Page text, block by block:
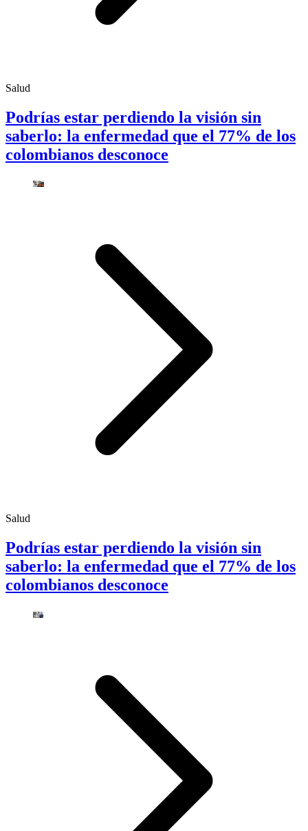
Salud
Podrías estar perdiendo la visión sin
saberlo: la enfermedad que el 77% de los
colombianos desconoce
Salud
Podrías estar perdiendo la visión sin
saberlo: la enfermedad que el 77% de los
colombianos desconoce